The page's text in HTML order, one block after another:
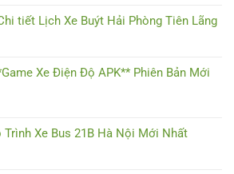
tiết Lịch Xe Buýt Hải Phòng Tiên Lãng
Xe Điện Độ APK** Phiên Bản Mới
Trình Xe Bus 21B Hà Nội Mới Nhất